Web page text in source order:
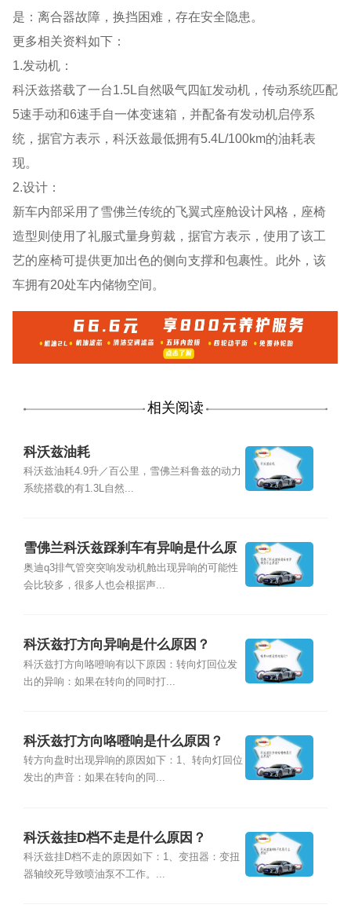
是：离合器故障，换挡困难，存在安全隐患。
更多相关资料如下：
1.发动机：
科沃兹搭载了一台1.5L自然吸气四缸发动机，传动系统匹配
5速手动和6速手自一体变速箱，并配备有发动机启停系
统，据官方表示，科沃兹最低拥有5.4L/100km的油耗表
现。
2.设计：
新车内部采用了雪佛兰传统的飞翼式座舱设计风格，座椅
造型则使用了礼服式量身剪裁，据官方表示，使用了该工
艺的座椅可提供更加出色的侧向支撑和包裹性。此外，该
车拥有20处车内储物空间。
相关阅读
科沃兹油耗
科沃兹油耗4.9升／百公里，雪佛兰科鲁兹的动力
系统搭载的有1.3L自然...
雪佛兰科沃兹踩刹车有异响是什么原
因？
奥迪q3排气管突突响发动机舱出现异响的可能性
会比较多，很多人也会根据声...
科沃兹打方向异响是什么原因？
科沃兹打方向咯噔响有以下原因：转向灯回位发
出的异响：如果在转向的同时打...
科沃兹打方向咯噔响是什么原因？
转方向盘时出现异响的原因如下：1、转向灯回位
发出的声音：如果在转向的同...
科沃兹挂D档不走是什么原因？
科沃兹挂D档不走的原因如下：1、变扭器：变扭
器轴绞死导致喷油泵不工作。...